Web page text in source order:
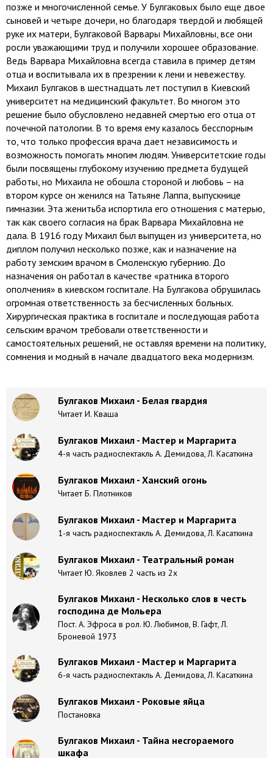
позже и многочисленной семье. У Булгаковых было еще двое
сыновей и четыре дочери, но благодаря твердой и любящей
руке их матери, Булгаковой Варвары Михайловны, все они
росли уважающими труд и получили хорошее образование.
Ведь Варвара Михайловна всегда ставила в пример детям
отца и воспитывала их в презрении к лени и невежеству.
Михаил Булгаков в шестнадцать лет поступил в Киевский
университет на медицинский факультет. Во многом это
решение было обусловлено недавней смертью его отца от
почечной патологии. В то время ему казалось бесспорным
то, что только профессия врача дает независимость и
возможность помогать многим людям. Университетские годы
были посвящены глубокому изучению предмета будущей
работы, но Михаила не обошла стороной и любовь – на
втором курсе он женился на Татьяне Лаппа, выпускнице
гимназии. Эта женитьба испортила его отношения с матерью,
так как своего согласия на брак Варвара Михайловна не
дала. В 1916 году Михаил был выпущен из университета, но
диплом получил несколько позже, как и назначение на
работу земским врачом в Смоленскую губернию. До
назначения он работал в качестве «ратника второго
ополчения» в киевском госпитале. На Булгакова обрушилась
огромная ответственность за бесчисленных больных.
Хирургическая практика в госпитале и последующая работа
сельским врачом требовали ответственности и
самостоятельных решений, не оставляя времени на политику,
сомнения и модный в начале двадцатого века модернизм.
Булгаков Михаил - Белая гвардия
Читает И. Кваша
Булгаков Михаил - Мастер и Маргарита
4-я часть радиоспектакль А. Демидова, Л. Касаткина
Булгаков Михаил - Ханский огонь
Читает Б. Плотников
Булгаков Михаил - Мастер и Маргарита
1-я часть радиоспектакль А. Демидова, Л. Касаткина
Булгаков Михаил - Театральный роман
Читает Ю. Яковлев 2 часть из 2х
Булгаков Михаил - Несколько слов в честь
господина де Мольера
Пост. А. Эфроса в рол. Ю. Любимов, В. Гафт, Л.
Броневой 1973
Булгаков Михаил - Мастер и Маргарита
6-я часть радиоспектакль А. Демидова, Л. Касаткина
Булгаков Михаил - Роковые яйца
Постановка
Булгаков Михаил - Тайна несгораемого
шкафа